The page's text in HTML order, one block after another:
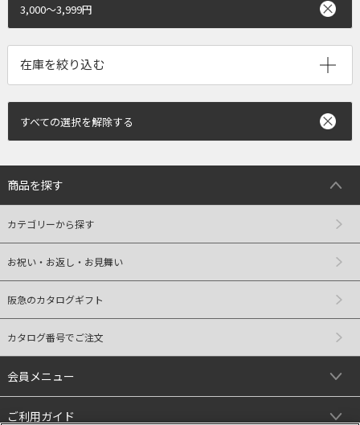
3,000～3,999円
すべての選択を解除する
商品を探す
カテゴリーから探す
お祝い・お返し・お見舞い
阪急のカタログギフト
カタログ番号でご注文
会員メニュー
ご利用ガイド